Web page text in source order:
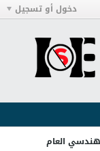
دخول أو تسجيل
العام